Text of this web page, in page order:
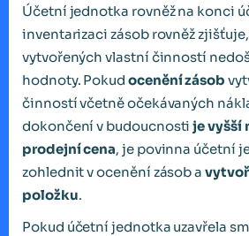
Účetní jednotka rovněž na konci
inventarizaci zásob rovněž zjišťuje,
vytvořených vlastní činností
hodnoty. Pokud ocenění zásob
činností včetně očekávaných
dokončení v budoucnostije vyšší
prodejní cena, je povinna účetní
zohlednit v ocenění zásob a
položku.
Pokud účetní jednotka uzavřela